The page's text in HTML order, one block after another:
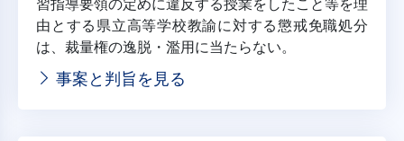
由とする県立高等学校教諭に対する懲戒免職処分
は、裁量権の逸脱・濫用に当たらない。
事案と判旨を見る